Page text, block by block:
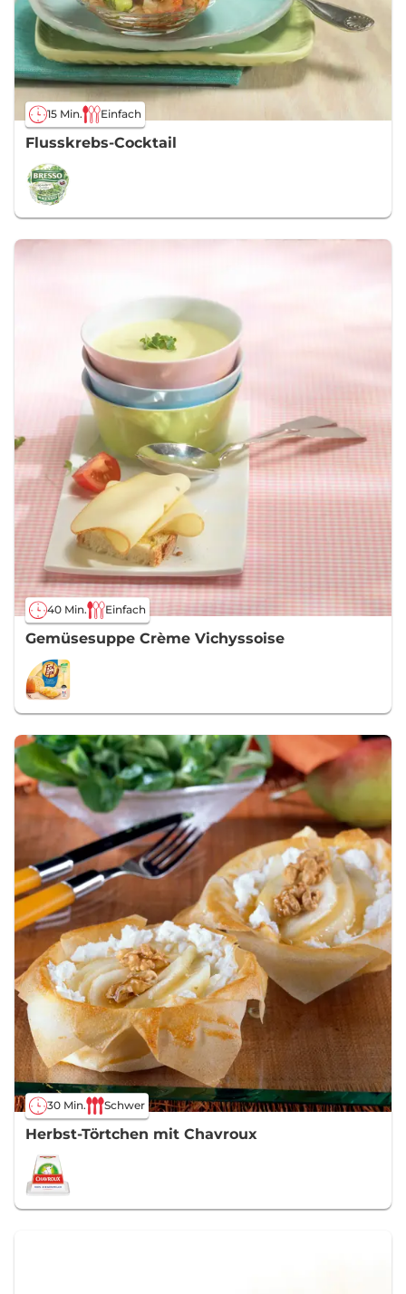
15 Min. Einfach
Flusskrebs-Cocktail
40 Min. Einfach
Gemüsesuppe Crème Vichyssoise
30 Min. Schwer
Herbst-Törtchen mit Chavroux